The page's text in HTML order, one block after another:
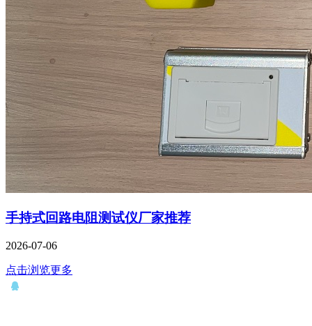
手持式回路电阻测试仪厂家推荐
2026-07-06
点击浏览更多